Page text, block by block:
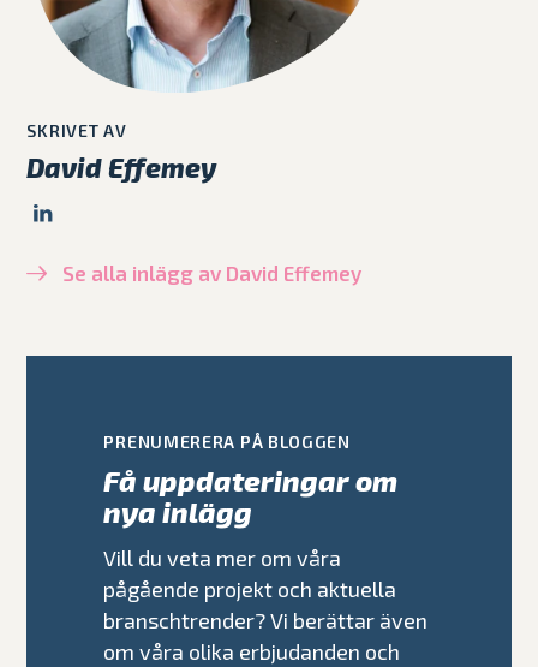
SKRIVET AV
David Effemey
Se alla inlägg av David Effemey
PRENUMERERA PÅ BLOGGEN
Få uppdateringar om
nya inlägg
Vill du veta mer om våra
pågående projekt och aktuella
branschtrender? Vi berättar även
om våra olika erbjudanden och